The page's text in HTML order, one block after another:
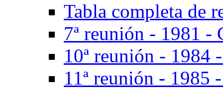
Tabla completa de
7ª reunión - 1981 -
10ª reunión - 1984
11ª reunión - 1985